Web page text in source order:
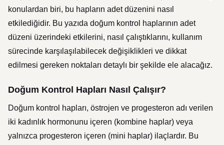
konulardan biri, bu hapların adet düzenini nasıl
etkilediğidir. Bu yazıda doğum kontrol haplarının adet
düzeni üzerindeki etkilerini, nasıl çalıştıklarını, kullanım
sürecinde karşılaşılabilecek değişiklikleri ve dikkat
edilmesi gereken noktaları detaylı bir şekilde ele alacağız.
Doğum Kontrol Hapları Nasıl Çalışır?
Doğum kontrol hapları, östrojen ve progesteron adı verilen
iki kadınlık hormonunu içeren (kombine haplar) veya
yalnızca progesteron içeren (mini haplar) ilaçlardır. Bu